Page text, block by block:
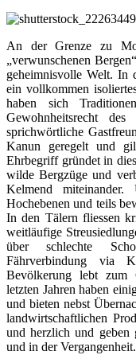
An der Grenze zu
„verwunschenen
geheimnisvolle Welt. In
ein vollkommen
haben sich
Gewohnheitsrecht
sprichwörtliche
Kanun geregelt und
Ehrbegriff gründet in
wilde Bergzüge und
Kelmend miteinander.
Hochebenen und teils
In den Tälern fliessen
weitläufige
über schlechte
Fährverbindung via
Bevölkerung lebt zum
letzten Jahren haben
und bieten nebst
landwirtschaftlichen
und herzlich und geben
und in der Vergangenheit.